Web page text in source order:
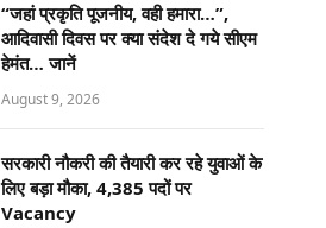
“जहां प्रकृति पूजनीय, वही हमारा…”,
आदिवासी दिवस पर क्या संदेश दे गये सीएम
हेमंत… जानें
August 9, 2026
सरकारी नौकरी की तैयारी कर रहे युवाओं के
लिए बड़ा मौका, 4,385 पदों पर
Vacancy